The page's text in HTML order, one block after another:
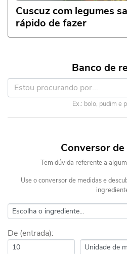
Cuscuz com legumes
rápido de fazer
Banco de
Ex.: bolo, pudim e
Conversor de
Tem dúvida referente a
Use o conversor de medidas e
De (entrada):